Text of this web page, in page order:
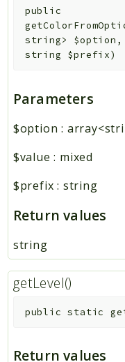
public
string> $option
string $prefix)
Parameters
$option :
$value : mixed
$prefix : string
Return values
string
getLevel()
public static
Return values